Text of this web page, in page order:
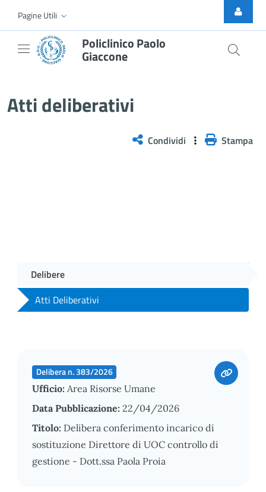
Skip to Main Content
Pagine Utili
Policlinico Paolo
Giaccone
Atti deliberativi
Condividi Stampa
Delibere
Atti Deliberativi
Delibera n. 383/2026
Ufficio: Area Risorse Umane
Data Pubblicazione: 22/04/2026
Titolo: Delibera conferimento incarico di
sostituzione Direttore di UOC controllo di
gestione - Dott.ssa Paola Proia